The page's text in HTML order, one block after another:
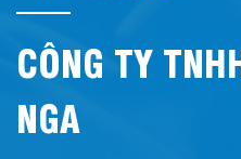
CÔNG TY
NGA